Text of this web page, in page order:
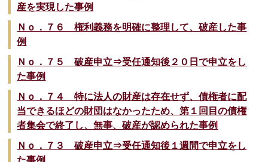
産を実現した事例
Ｎｏ．７６ 権利義務を明確に整理して、破産した事
例
Ｎｏ．７５ 破産申立⇒受任通知後２０日で申立をし
た事例
Ｎｏ．７４ 特に法人の財産は存在せず、債権者に配
当できるほどの財団はなかったため、第１回目の債権
者集会で終了し、無事、破産が認められた事例
Ｎｏ．７３ 破産申立⇒受任通知後１週間で申立をし
た事例